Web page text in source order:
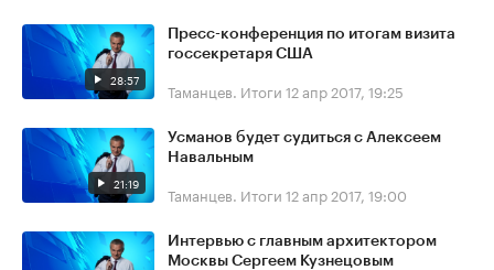
28:57
Пресс-конференция по итогам визита
госсекретаря США
Таманцев. Итоги 12 апр 2017, 19:25
21:19
Усманов будет судиться с Алексеем
Навальным
Таманцев. Итоги 12 апр 2017, 19:00
Интервью с главным архитектором
Москвы Сергеем Кузнецовым